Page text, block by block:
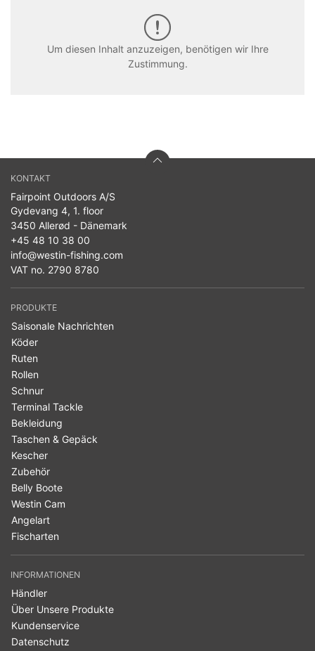
Um diesen Inhalt anzuzeigen, benötigen wir Ihre
Zustimmung.
KONTAKT
Fairpoint Outdoors A/S
Gydevang 4, 1. floor
3450 Allerød - Dänemark
+45 48 10 38 00
info@westin-fishing.com
VAT no. 2790 8780
PRODUKTE
Saisonale Nachrichten
Köder
Ruten
Rollen
Schnur
Terminal Tackle
Bekleidung
Taschen & Gepäck
Kescher
Zubehör
Belly Boote
Westin Cam
Angelart
Fischarten
INFORMATIONEN
Händler
Über Unsere Produkte
Kundenservice
Datenschutz